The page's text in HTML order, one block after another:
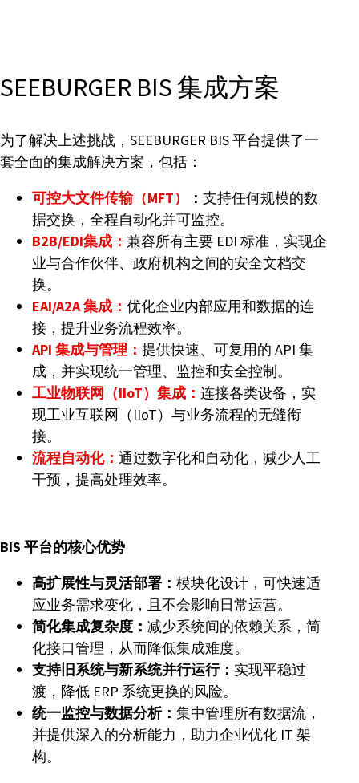
SEEBURGER BIS 集成方案
为了解决上述挑战，SEEBURGER BIS 平台提供了一
套全面的集成解决方案，包括：
可控大文件传输（MFT）
： 支持任何规模的数
据交换，全程自动化并可监控。
B2B/EDI集成： 兼容所有主要 EDI 标准，实现企
业与合作伙伴、政府机构之间的安全文档交
换。
EAI/A2A 集成： 优化企业内部应用和数据的连
接，提升业务流程效率。
API 集成与管理： 提供快速、可复用的 API 集
成，并实现统一管理、监控和安全控制。
工业物联网（IIoT）集成： 连接各类设备，实
现工业互联网（IIoT）与业务流程的无缝衔
接。
流程自动化： 通过数字化和自动化，减少人工
干预，提高处理效率。
BIS 平台的核心优势
高扩展性与灵活部署： 模块化设计，可快速适
应业务需求变化，且不会影响日常运营。
简化集成复杂度： 减少系统间的依赖关系，简
化接口管理，从而降低集成难度。
支持旧系统与新系统并行运行： 实现平稳过
渡，降低 ERP 系统更换的风险。
统一监控与数据分析： 集中管理所有数据流，
并提供深入的分析能力，助力企业优化 IT 架
构。